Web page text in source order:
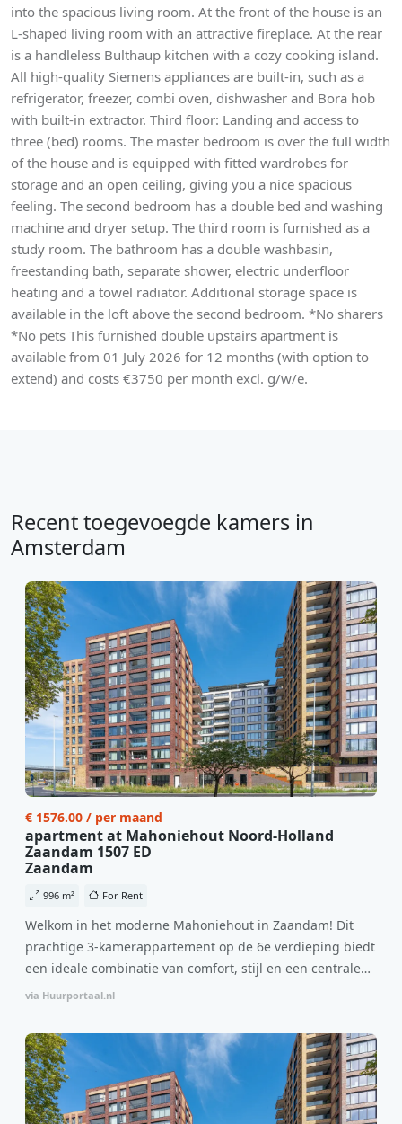
into the spacious living room. At the front of the house is an
L-shaped living room with an attractive fireplace. At the rear
is a handleless Bulthaup kitchen with a cozy cooking island.
All high-quality Siemens appliances are built-in, such as a
refrigerator, freezer, combi oven, dishwasher and Bora hob
with built-in extractor. Third floor: Landing and access to
three (bed) rooms. The master bedroom is over the full width
of the house and is equipped with fitted wardrobes for
storage and an open ceiling, giving you a nice spacious
feeling. The second bedroom has a double bed and washing
machine and dryer setup. The third room is furnished as a
study room. The bathroom has a double washbasin,
freestanding bath, separate shower, electric underfloor
heating and a towel radiator. Additional storage space is
available in the loft above the second bedroom. *No sharers
*No pets This furnished double upstairs apartment is
available from 01 July 2026 for 12 months (with option to
extend) and costs €3750 per month excl. g/w/e.
Recent toegevoegde kamers in
Amsterdam
€ 1576.00 / per maand
apartment at Mahoniehout Noord-Holland
Zaandam 1507 ED
Zaandam
996 m² For Rent
Welkom in het moderne Mahoniehout in Zaandam! Dit
prachtige 3-kamerappartement op de 6e verdieping biedt
een ideale combinatie van comfort, stijl en een centrale
locatie. Met een huurprijs van €1.576 per maand
per maand is dit een geweldige kans voor professionals
die op zoek zijn naar een woning die direct beschikbaar is
vanaf 1 april 2026. Bij binnenkomst word je verwelkomd
in een ruime woonkamer met open keuken, samen goed
voor 44 m² aan leefruimte. De lichte woonkamer biedt
via Huurportaal.nl